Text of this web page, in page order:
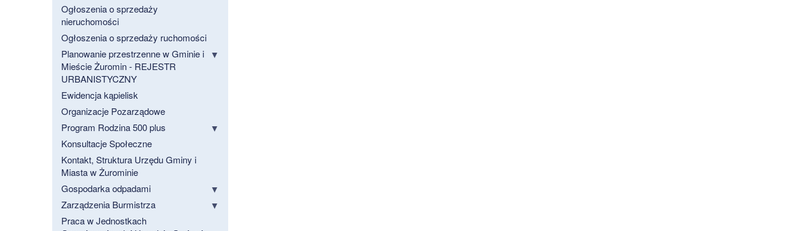
Ogłoszenia o sprzedaży
nieruchomości
Ogłoszenia o sprzedaży ruchomości
Planowanie przestrzenne w Gminie i
Mieście Żuromin - REJESTR
URBANISTYCZNY
Ewidencja kąpielisk
Organizacje Pozarządowe
Program Rodzina 500 plus
Konsultacje Społeczne
Kontakt, Struktura Urzędu Gminy i
Miasta w Żurominie
Gospodarka odpadami
Zarządzenia Burmistrza
Praca w Jednostkach